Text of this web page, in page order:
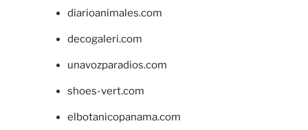
diarioanimales.com
decogaleri.com
unavozparadios.com
shoes-vert.com
elbotanicopanama.com